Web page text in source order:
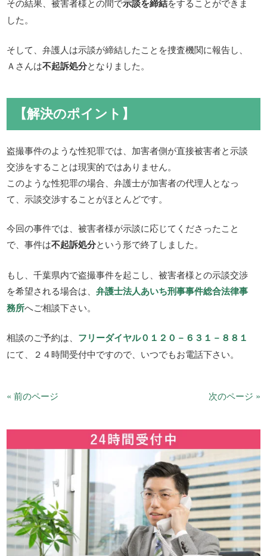
その結果、被害者様との間で示談を締結をすることができま
した。
そして、弁護人は示談が締結したことを捜査機関に報告し、
Ａさんは不起訴処分となりました。
【解決のポイント】
盗撮事件のような性犯罪では、加害者側が直接被害者と示談
交渉をすることは現実的ではありません。
このような性犯罪の場合、弁護士が加害者の代理人となっ
て、示談交渉することがほとんどです。
今回の事件では、被害者様が示談に応じてくださったこと
で、事件は不起訴処分という形で終了しました。
もし、千葉県内で盗撮事件を起こし、被害者様との示談交渉
を希望される場合は、弁護士法人あいち刑事事件総合法律事
務所へご相談下さい。
相談のご予約は、 フリーダイヤル０１２０－６３１－８８１
にて、２４時間受付中ですので、いつでもお電話下さい。
« 前のページ 次のページ »